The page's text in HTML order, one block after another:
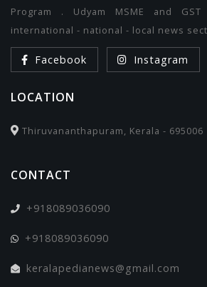
Program . Udyam MSME and
international - national - local news
Facebook Instagram
LOCATION
Thiruvananthapuram, Kerala - 695006
CONTACT
+918089036090
+918089036090
keralapedianews@gmail.com